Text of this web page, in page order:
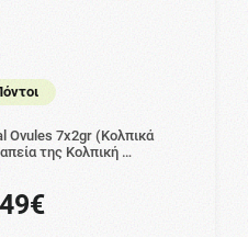
Ovules 7x2gr (Κολπικά
της Κολπική …